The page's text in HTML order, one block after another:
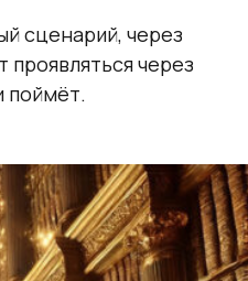
сценарий, через
через
поймёт.